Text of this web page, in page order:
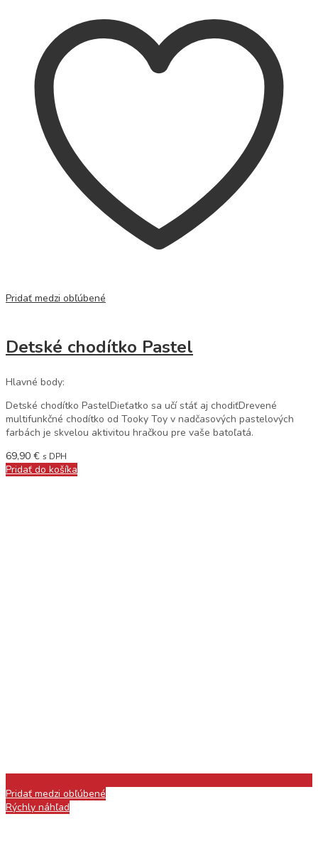
Pridať medzi obľúbené
Detské chodítko Pastel
Hlavné body:
Detské chodítko PastelDieťatko sa učí stáť aj chodiťDrevené
multifunkčné chodítko od Tooky Toy v nadčasových pastelových
farbách je skvelou aktivitou hračkou pre vaše batoľatá.
69,90 € s DPH
Pridať do košíka
Pridať medzi obľúbené
Rýchly náhľad